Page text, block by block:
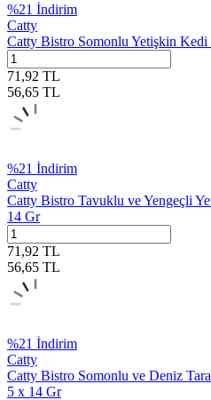
%21 İndirim
Catty
Catty Bistro Somonlu Yetişkin
71,92 TL
56,65 TL
%21 İndirim
Catty
Catty Bistro Tavuklu ve Yengeçli
14 Gr
71,92 TL
56,65 TL
%21 İndirim
Catty
Catty Bistro Somonlu ve Deniz
5 x 14 Gr